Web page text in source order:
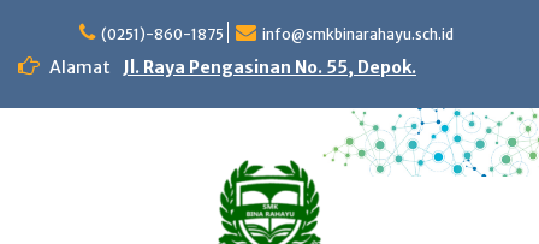
content
(0251)-860-1875 info@smkbinarahayu.sch.id
Alamat Jl. Raya Pengasinan No. 55, Depok.